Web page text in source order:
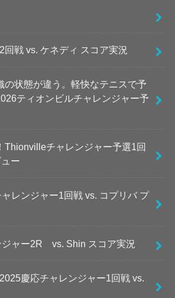
回戦 vs. ケネディ スコア実況
の状態が違う。軽快なテニスで予
ティオンビルチャレンジャー予
Thionvilleチャレンジャー予選1回
ー
レンジャー1回戦 vs. コプリバ プ
ジャー2R vs. Shin スコア実況
慶応チャレンジャー1回戦 vs.